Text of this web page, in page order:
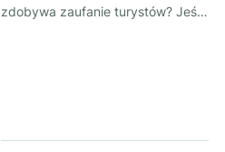
zdobywa zaufanie turystów? Jeśli